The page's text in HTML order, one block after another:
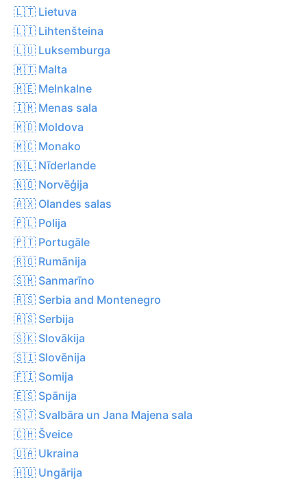
🇱🇹 Lietuva
🇱🇮 Lihtenšteina
🇱🇺 Luksemburga
🇲🇹 Malta
🇲🇪 Melnkalne
🇮🇲 Menas sala
🇲🇩 Moldova
🇲🇨 Monako
🇳🇱 Nīderlande
🇳🇴 Norvēģija
🇦🇽 Olandes salas
🇵🇱 Polija
🇵🇹 Portugāle
🇷🇴 Rumānija
🇸🇲 Sanmarīno
🇷🇸 Serbia and Montenegro
🇷🇸 Serbija
🇸🇰 Slovākija
🇸🇮 Slovēnija
🇫🇮 Somija
🇪🇸 Spānija
🇸🇯 Svalbāra un Jana Majena sala
🇨🇭 Šveice
🇺🇦 Ukraina
🇭🇺 Ungārija